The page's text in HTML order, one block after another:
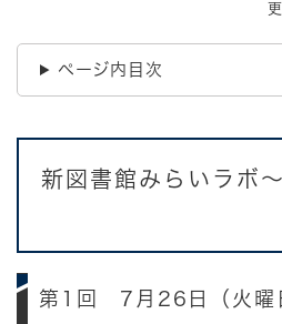
ページ内目次
新図書館みらいラボ
第1回 7月26日（火曜